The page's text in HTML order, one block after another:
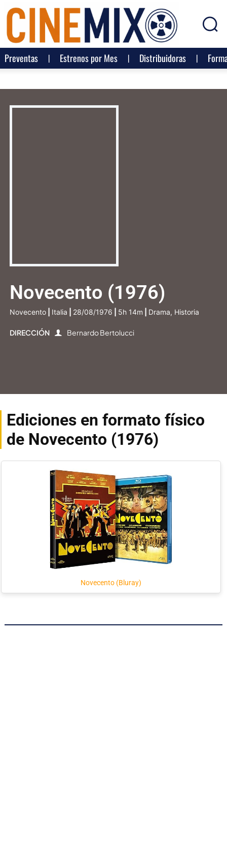
Preventas Estrenos por Mes Distribuidoras
Novecento (1976)
Novecento Italia 28/08/1976 5h 14m Drama, Historia
DIRECCIÓN Bernardo Bertolucci
Ediciones en formato físico
de Novecento (1976)
Novecento (Bluray)